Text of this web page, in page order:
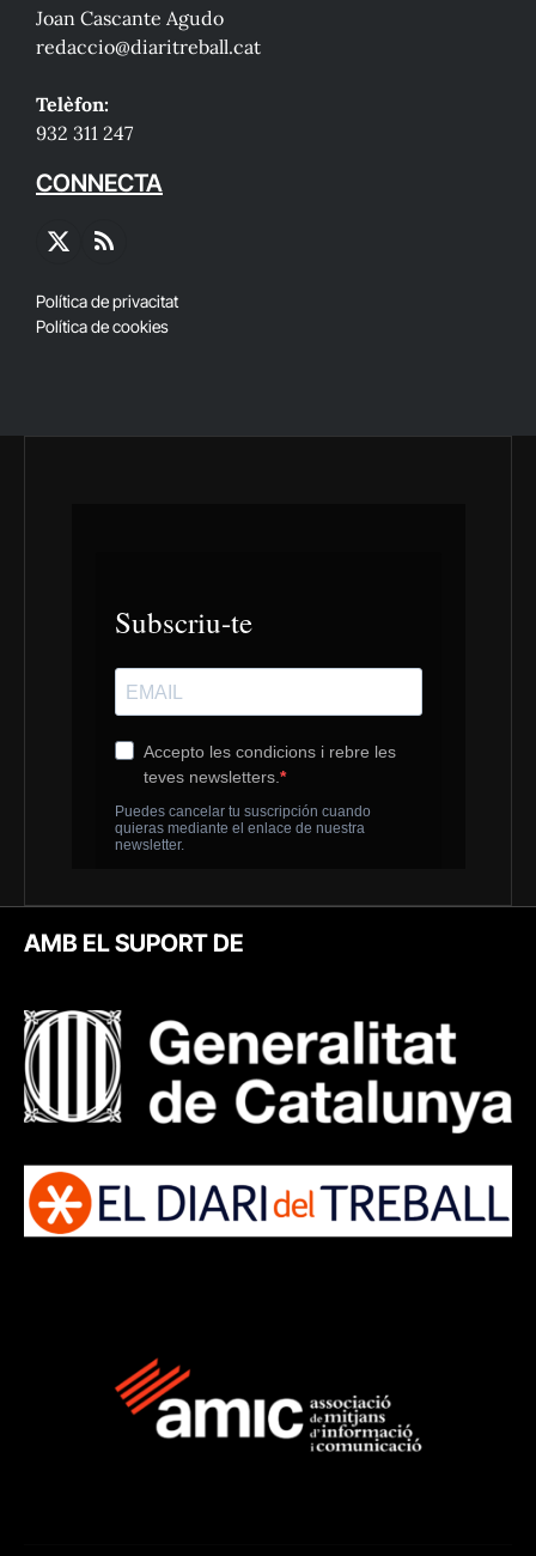
Joan Cascante Agudo
redaccio@diaritreball.cat
Telèfon:
932 311 247
CONNECTA
X
RSS
Política de privacitat
Política de cookies
AMB EL SUPORT DE